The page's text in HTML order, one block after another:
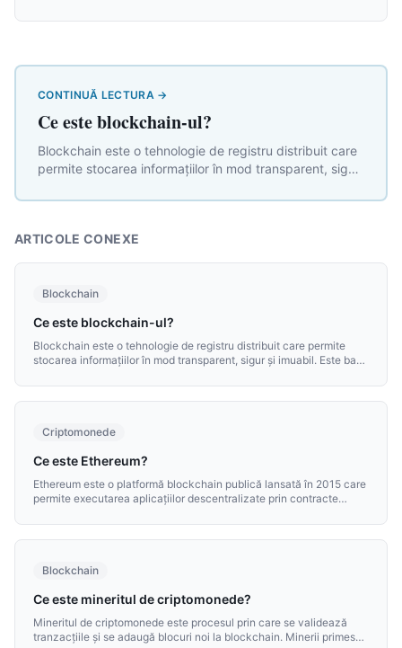
CONTINUĂ LECTURA→
Ce este blockchain-ul?
Blockchain este o tehnologie de registru distribuit care
permite stocarea informațiilor în mod transparent, sigur
criptomonedelor.
ARTICOLE CONEXE
Blockchain
Ce este blockchain-ul?
Blockchain este o tehnologie de registru distribuit care permite
stocarea informațiilor în mod transparent, sigur și imuabil. Este baza
Criptomonede
Ce este Ethereum?
Ethereum este o platformă blockchain publică lansată în 2015 care
permite executarea aplicațiilor descentralizate prin contracte
Blockchain
Ce este mineritul de criptomonede?
Mineritul de criptomonede este procesul prin care se validează
tranzacțiile și se adaugă blocuri noi la blockchain. Minerii primesc